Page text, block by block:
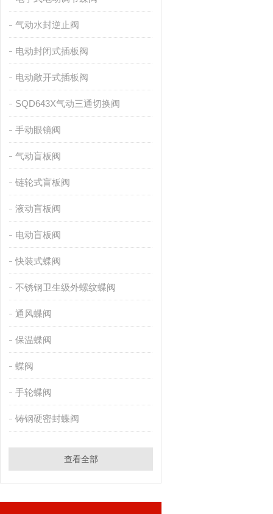
气动水封逆止阀
电动封闭式插板阀
电动敞开式插板阀
SQD643X气动三通切换阀
手动眼镜阀
气动盲板阀
链轮式盲板阀
液动盲板阀
电动盲板阀
快装式蝶阀
不锈钢卫生级外螺纹蝶阀
通风蝶阀
保温蝶阀
蝶阀
手轮蝶阀
铸钢硬密封蝶阀
查看全部